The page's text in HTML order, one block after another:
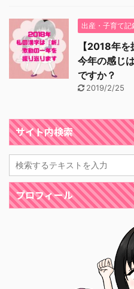
出産・子育て記
【2018年
今年の感じ
ですか？
2019/2/25
サイト内検索
プロフィール